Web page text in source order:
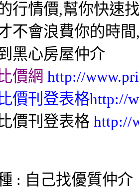
行情價,幫你快速
不會浪費你的時
黑心房屋仲介
價網 http://
價刊登表格http://
價刊登表格 http://
: 自己找優質仲介